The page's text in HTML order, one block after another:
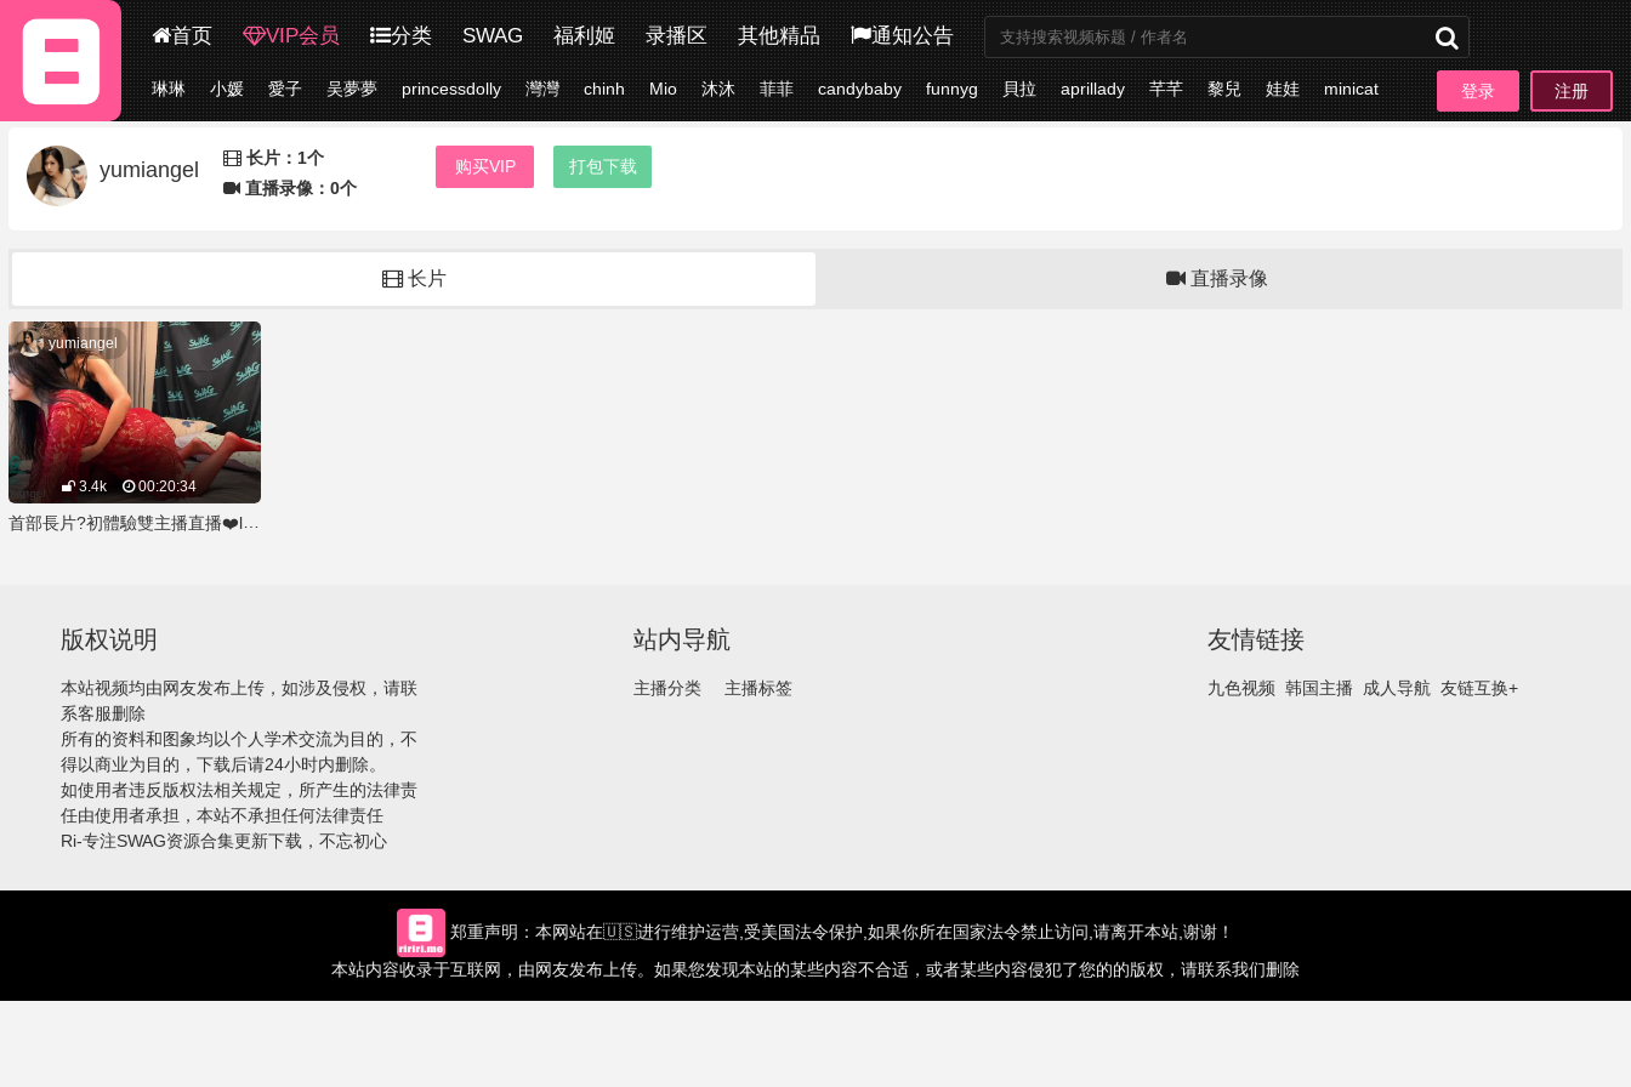
首页 VIP会员 分类 SWAG 福利姬 录播区 其他精品 通知公告
登录 注册
琳琳 小媛 愛子 吴夢夢 princessdolly 灣灣 chinh Mio 沐沐 菲菲 candybaby funnyg 貝拉 aprillady 芊芊 黎兒 娃娃 minicat
yumiangel
长片：1个
直播录像：0个
购买VIP 打包下载
长片 直播录像
3.4k 00:20:34
yumiangel
版权说明
本站视频均由网友发布上传，如涉及侵权，请联
系客服删除
所有的资料和图象均以个人学术交流为目的，不
得以商业为目的，下载后请24小时内删除。
如使用者违反版权法相关规定，所产生的法律责
任由使用者承担，本站不承担任何法律责任
Ri-专注SWAG资源合集更新下载，不忘初心
站内导航
主播分类 主播标签
友情链接
九色视频 韩国主播 成人导航 友链互换+
郑重声明：本网站在🇺🇸进行维护运营,受美国法令保护,如果你所在国家法令禁止访问,请离开本站,谢谢！
本站内容收录于互联网，由网友发布上传。如果您发现本站的某些内容不合适，或者某些内容侵犯了您的的版权，请联系我们删除